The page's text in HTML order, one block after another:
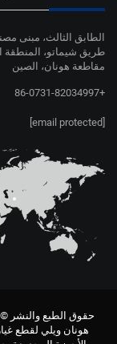
طريق شيماتو، المنطقة
مقاطعة هونان، الصين
+86-0731-82034997
هونان ويلي لقطع